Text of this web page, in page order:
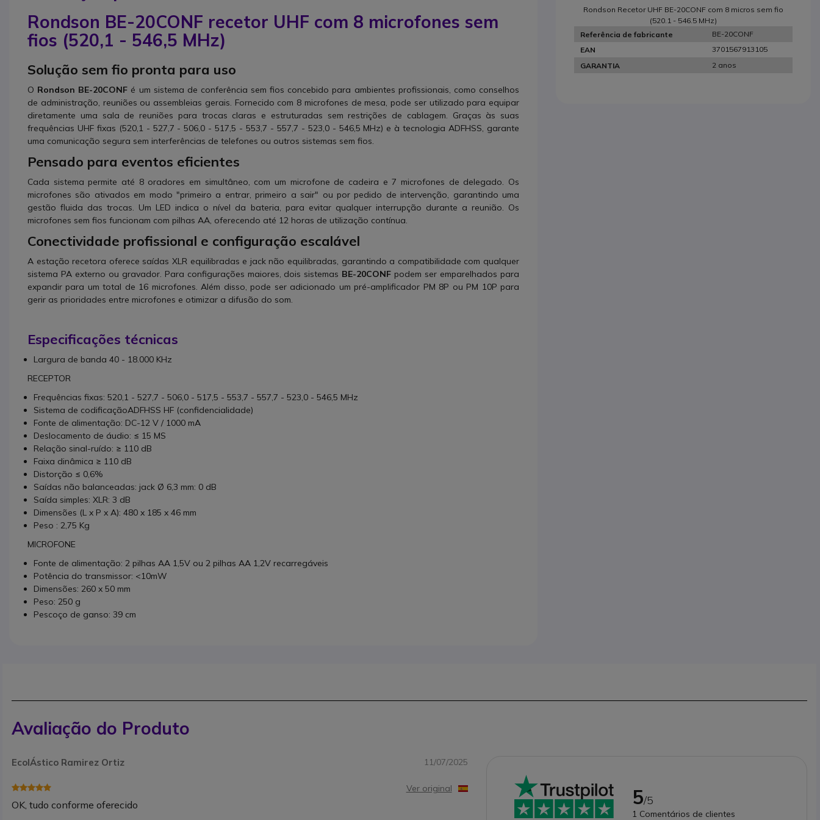
Rondson BE-20CONF recetor UHF com 8 microfones sem
fios (520,1 - 546,5 MHz)
Solução sem fio pronta para uso
O Rondson BE-20CONF é um sistema de conferência sem fios concebido para ambientes profissionais, como conselhos
de administração, reuniões ou assembleias gerais. Fornecido com 8 microfones de mesa, pode ser utilizado para equipar
diretamente uma sala de reuniões para trocas claras e estruturadas sem restrições de cablagem. Graças às suas
frequências UHF fixas (520,1 - 527,7 - 506,0 - 517,5 - 553,7 - 557,7 - 523,0 - 546,5 MHz) e à tecnologia ADFHSS, garante
uma comunicação segura sem interferências de telefones ou outros sistemas sem fios.
Pensado para eventos eficientes
Cada sistema permite até 8 oradores em simultâneo, com um microfone de cadeira e 7 microfones de delegado. Os
microfones são ativados em modo "primeiro a entrar, primeiro a sair" ou por pedido de intervenção, garantindo uma
gestão fluida das trocas. Um LED indica o nível da bateria, para evitar qualquer interrupção durante a reunião. Os
microfones sem fios funcionam com pilhas AA, oferecendo até 12 horas de utilização contínua.
Conectividade profissional e configuração escalável
A estação recetora oferece saídas XLR equilibradas e jack não equilibradas, garantindo a compatibilidade com qualquer
sistema PA externo ou gravador. Para configurações maiores, dois sistemas BE-20CONF podem ser emparelhados para
expandir para um total de 16 microfones. Além disso, pode ser adicionado um pré-amplificador PM 8P ou PM 10P para
gerir as prioridades entre microfones e otimizar a difusão do som.
Especificações técnicas
Largura de banda 40 - 18.000 KHz
RECEPTOR
Frequências fixas: 520,1 - 527,7 - 506,0 - 517,5 - 553,7 - 557,7 - 523,0 - 546,5 MHz
Sistema de codificaçãoADFHSS HF (confidencialidade)
Fonte de alimentação: DC-12 V / 1000 mA
Deslocamento de áudio: ≤ 15 MS
Relação sinal-ruído: ≥ 110 dB
Faixa dinâmica ≥ 110 dB
Distorção ≤ 0,6%
Saídas não balanceadas: jack Ø 6,3 mm: 0 dB
Saída simples: XLR: 3 dB
Dimensões (L x P x A): 480 x 185 x 46 mm
Peso : 2,75 Kg
MICROFONE
Fonte de alimentação: 2 pilhas AA 1,5V ou 2 pilhas AA 1,2V recarregáveis
Potência do transmissor: <10mW
Dimensões: 260 x 50 mm
Peso: 250 g
Pescoço de ganso: 39 cm
Rondson Recetor UHF BE-20CONF com 8 micros sem fio
(520.1 - 546.5 MHz)
Referência de fabricante
BE-20CONF
EAN
3701567913105
GARANTIA
2 anos
Avaliação do Produto
EcolÁstico Ramirez Ortiz 11/07/2025
OK, tudo conforme oferecido
Ver original 5/5
1 Comentários de clientes